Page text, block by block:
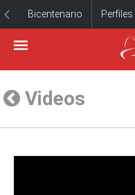
Bicentenario Perfiles
Videos